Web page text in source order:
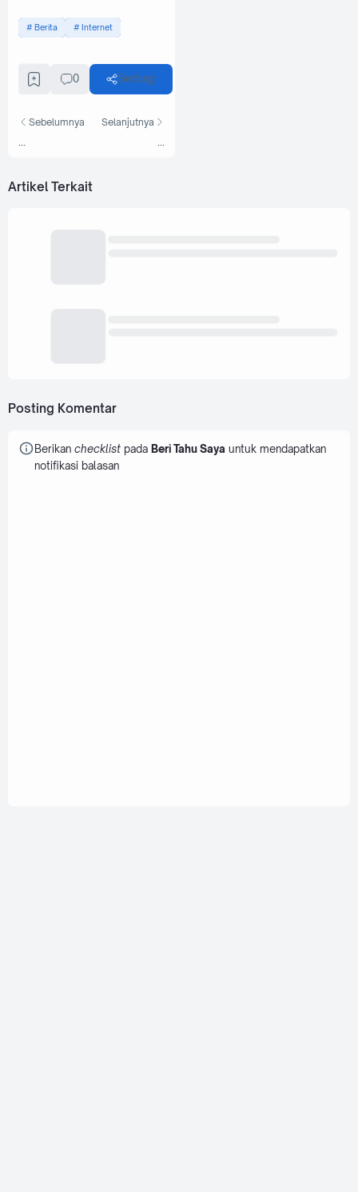
Berita Internet
0 Berbagi
Sebelumnya Selanjutnya
Artikel Terkait
Posting Komentar
Berikan checklistpada Beri Tahu Saya untuk mendapatkan
notifikasi balasan